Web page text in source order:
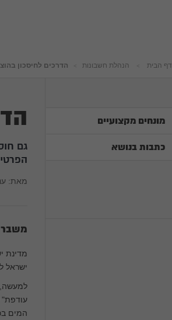
דף הבית הנהלת חשבונות הדרכים לחיסכון
מונחים מקצועיים
כתבות בנושא
גם
מאת:
משבר
ישראל
למעשה,
עודפת"
המים